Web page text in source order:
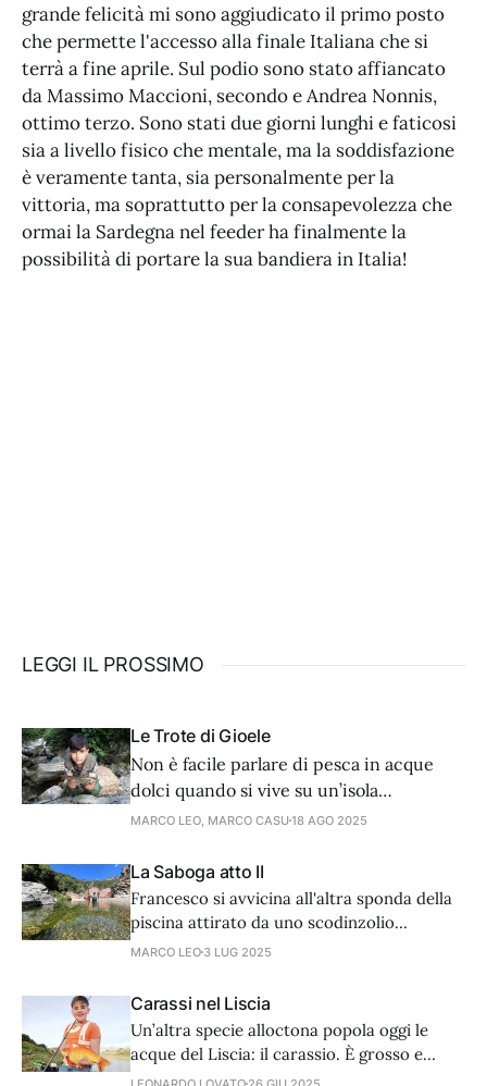
grande felicità mi sono aggiudicato il primo posto
che permette l'accesso alla finale Italiana che si
terrà a fine aprile. Sul podio sono stato affiancato
da Massimo Maccioni, secondo e Andrea Nonnis,
ottimo terzo. Sono stati due giorni lunghi e faticosi
sia a livello fisico che mentale, ma la soddisfazione
è veramente tanta, sia personalmente per la
vittoria, ma soprattutto per la consapevolezza che
ormai la Sardegna nel feeder ha finalmente la
possibilità di portare la sua bandiera in Italia!
LEGGI IL PROSSIMO
Le Trote di Gioele
Non è facile parlare di pesca in acque
dolci quando si vive su un’isola
circondata dal mare. Ma se c’è una pesca
interne di montagna e ne racchiude
storia e un fascino tutto proprio, quella è
sicuramente la pesca alla trota.
MARCO LEO, MARCO CASU18 AGO 2025
La Saboga atto II
Francesco si avvicina all'altra sponda della
piscina attirato da uno scodinzolio
prepotente.
MARCO LEO 3 LUG 2025
Carassi nel Liscia
Un’altra specie alloctona popola oggi le
acque del Liscia: il carassio. È grosso e
variamente colorato ma la pesca non è